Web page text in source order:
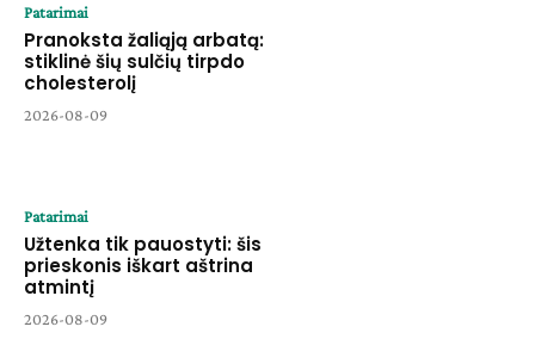
Patarimai
Pranoksta žaliąją arbatą:
stiklinė šių sulčių tirpdo
cholesterolį
2026-08-09
Patarimai
Užtenka tik pauostyti: šis
prieskonis iškart aštrina
atmintį
2026-08-09